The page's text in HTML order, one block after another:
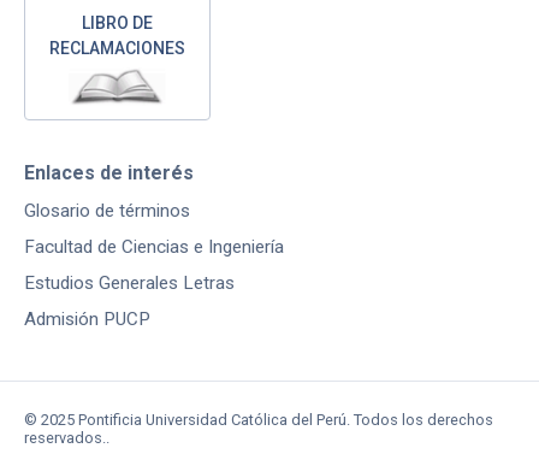
LIBRO DE
RECLAMACIONES
Enlaces de interés
Glosario de términos
Facultad de Ciencias e Ingeniería
Estudios Generales Letras
Admisión PUCP
© 2025 Pontificia Universidad Católica del Perú. Todos los derechos
reservados..